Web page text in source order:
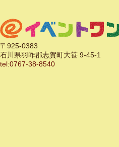
〒925-0383
石川県羽咋郡志賀町大笹 9-45-1
tel:0767-38-8540